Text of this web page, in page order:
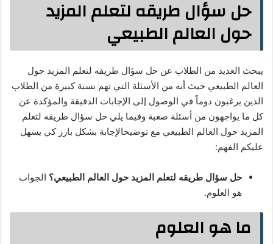
حل سؤال طريقه لتعلم المزيد
حول العالم الطبيعي
يبحث العديد من الطلاب عن حل سؤال طريقه لتعلم المزيد حول
العالم الطبيعي حيث أنه من الأسئلة التي تهم نسبة كبيرة من الطلاب
الذين يرغبون دوماً في الوصول إلى الإجابات الدقيقة والمؤكدة عن
كل ما يواجهون من أسئلة صعبة وفيما يلي حل سؤال طريقه لتعلم
المزيد حول العالم الطبيعي مع توضيحالإجابة بشكل بارز كي يسهل
عليكم الفهم:
حل سؤال طريقه لتعلم المزيد حول العالم الطبيعي؟ الجواب
هو العلوم.
ما هو العلوم